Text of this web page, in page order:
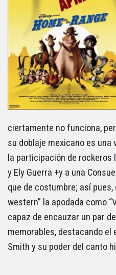
ciertamente no funciona,
su doblaje mexicano es
la participación de rockeros
y Ely Guerra +y a una
que de costumbre; así
western” la apodada como
capaz de encauzar un par
memorables, destacando el
Smith y su poder del canto